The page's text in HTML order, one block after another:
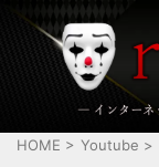
HOME > Youtube >